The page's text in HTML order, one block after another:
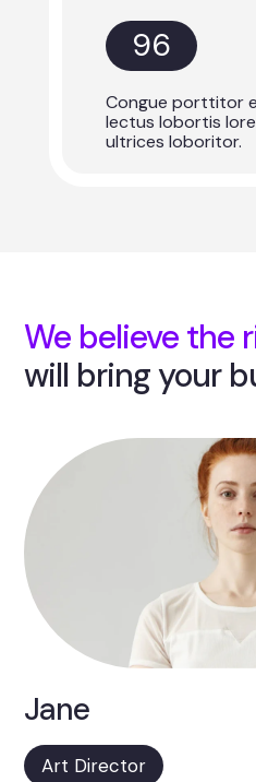
96
Congue porttitor
lectus lobortis
ultrices loboritor.
We believe the
will bring your
Jane
Art Director